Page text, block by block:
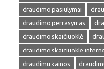
draudimo pasiulymai
draudimo perrasymas
draudimo skaičiuoklė
draudimo skaiciuokle
draudimu kainos